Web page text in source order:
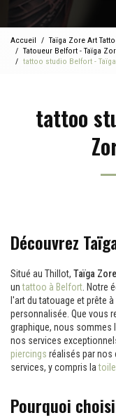
Accueil
Taïga Zore Art
Tatoueur Belfort - Taïga
tattoo studio Belfort -
tattoo
Découvrez
Situé au Thillot, Taïga
untattoo à Belfort .
l'art du tatouage et prête
personnalisée. Que vous
graphique, nous sommes
nos services
piercings réalisés par nos
services, y compris la
Pourquoi